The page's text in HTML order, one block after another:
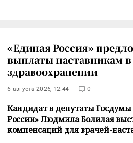
«Единая Россия»
выплаты наставникам в
здравоохранении
6 августа 2026, 12:44 0
Кандидат в депутаты Госдумы
России» Людмила Болилая
компенсаций для врачей-